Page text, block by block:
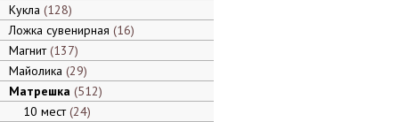
Кукла 128
Ложка сувенирная 16
Магнит 137
Майолика 29
Матрешка 512
10 мест 24